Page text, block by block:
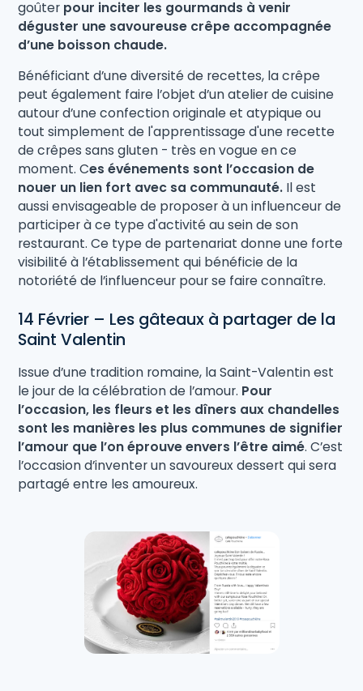
goûter pour inciter les gourmands à venir
déguster une savoureuse crêpe accompagnée
d’une boisson chaude.
Bénéficiant d’une diversité de recettes, la crêpe
peut également faire l’objet d’un atelier de cuisine
autour d’une confection originale et atypique ou
tout simplement de l'apprentissage d'une recette
de crêpes sans gluten - très en vogue en ce
moment. Ces événements sont l’occasion de
nouer un lien fort avec sa communauté. Il est
aussi envisageable de proposer à un influenceur de
participer à ce type d'activité au sein de son
restaurant. Ce type de partenariat donne une forte
visibilité à l’établissement qui bénéficie de la
notoriété de l’influenceur pour se faire connaître.
14 Février – Les gâteaux à partager de la
Saint Valentin
Issue d’une tradition romaine, la Saint-Valentin est
le jour de la célébration de l’amour. Pour
l’occasion, les fleurs et les dîners aux chandelles
sont les manières les plus communes de signifier
l’amour que l’on éprouve envers l’être aimé. C’est
l’occasion d’inventer un savoureux dessert qui sera
partagé entre les amoureux.